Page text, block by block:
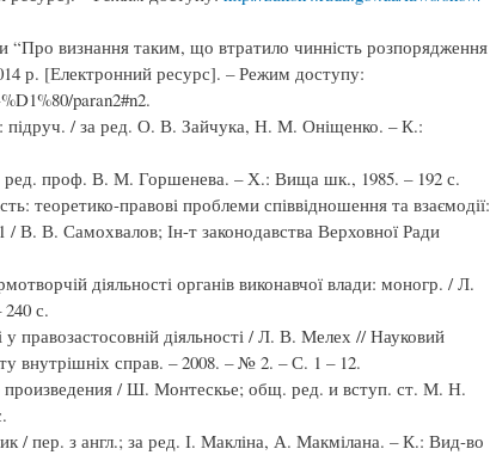
“Про визнання таким, що втратило чинність розпорядження
р. [Електронний ресурс]. – Режим доступу:
paran2#n2.
підруч. / за ред. О. В. Зайчука, Н. М. Оніщенко. – К.:
ред. проф. В. М. Горшенева. – Х.: Вища шк., 1985. – 192 с.
теоретико-правові проблеми співвідношення та взаємодії:
В. В. Самохвалов; Ін-т законодавства Верховної Ради
діяльності органів виконавчої влади: моногр. / Л.
с.
правозастосовній діяльності / Л. В. Мелех // Науковий
внутрішніх справ. – 2008. – № 2. – С. 1 – 12.
/ Ш. Монтескье; общ. ред. и вступ. ст. М. Н.
/ пер. з англ.; за ред. І. Макліна, А. Макмілана. – К.: Вид-во